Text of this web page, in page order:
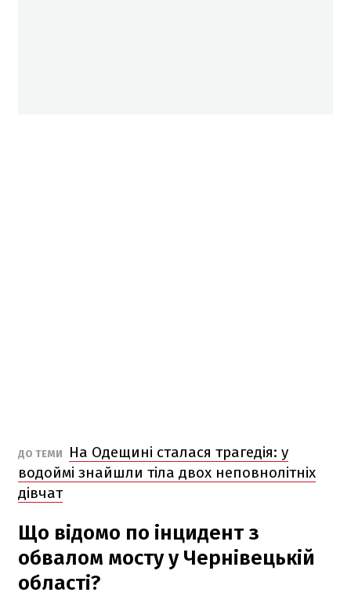
ДО ТЕМИ
На Одещині сталася трагедія: у
водоймі знайшли тіла двох неповнолітніх
дівчат
Що відомо по інцидент з
обвалом мосту у Чернівецькій
області?